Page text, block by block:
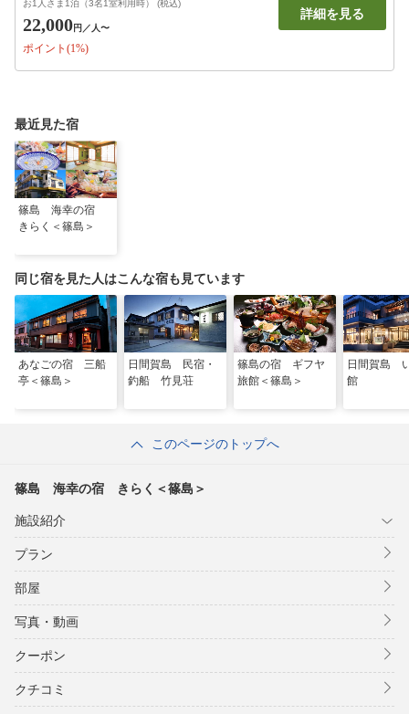
お1人さま1泊（3名1室利用時） (税込)
22,000円 ／人〜
ポイント(1%)
詳細を見る
最近見た宿
篠島 海幸の宿
きらく＜篠島＞
同じ宿を見た人はこんな宿も見ています
あなごの宿 三船
亭＜篠島＞
日間賀島 民宿・
釣船 竹見荘
篠島の宿 ギフヤ
旅館＜篠島＞
日間賀島
館
このページのトップへ
篠島 海幸の宿 きらく＜篠島＞
施設紹介
プラン
部屋
写真・動画
クーポン
クチコミ